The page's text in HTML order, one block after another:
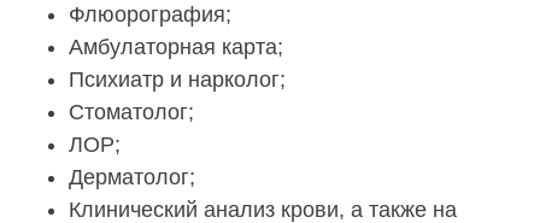
Флюорография;
Амбулаторная карта;
Психиатр и нарколог;
Стоматолог;
ЛОР;
Дерматолог;
Клинический анализ крови, а также на